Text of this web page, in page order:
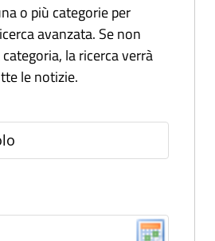
o più categorie per
avanzata. Se non
la ricerca verrà
le notizie.